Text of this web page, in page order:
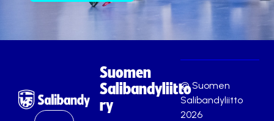
Suomen
Salibandyliitto
ry
© Suomen
Salibandyliitto
2026